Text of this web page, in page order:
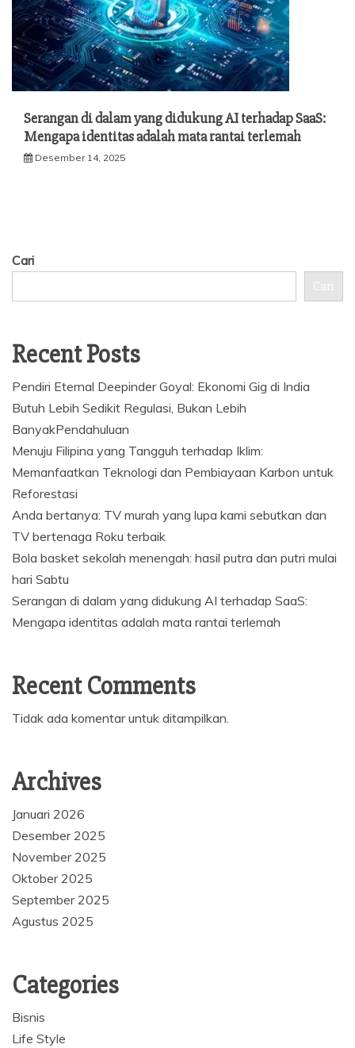
Serangan di dalam yang didukung AI terhadap SaaS:
Mengapa identitas adalah mata rantai terlemah
Desember 14, 2025
Cari
Cari
Recent Posts
Pendiri Eternal Deepinder Goyal: Ekonomi Gig di India
Butuh Lebih Sedikit Regulasi, Bukan Lebih
BanyakPendahuluan
Menuju Filipina yang Tangguh terhadap Iklim:
Memanfaatkan Teknologi dan Pembiayaan Karbon untuk
Reforestasi
Anda bertanya: TV murah yang lupa kami sebutkan dan
TV bertenaga Roku terbaik
Bola basket sekolah menengah: hasil putra dan putri mulai
hari Sabtu
Serangan di dalam yang didukung AI terhadap SaaS:
Mengapa identitas adalah mata rantai terlemah
Recent Comments
Tidak ada komentar untuk ditampilkan.
Archives
Januari 2026
Desember 2025
November 2025
Oktober 2025
September 2025
Agustus 2025
Categories
Bisnis
Life Style